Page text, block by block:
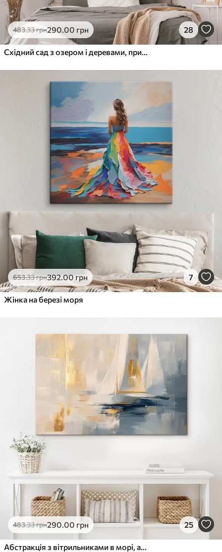
483.33грн290.00 грн 28
Східний сад з озером і деревами, природа, акварельний стиль
653.33грн392.00грн 7
Жінка на березі моря
483.33грн290.00 грн 25
Абстракція з вітрильниками в морі, акриловий стиль, захід сонця